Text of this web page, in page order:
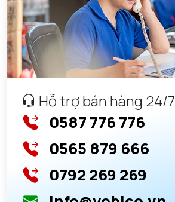
Hỗ trợ bán hàng 24/7
0587 776 776
0565 879 666
0792 269 269